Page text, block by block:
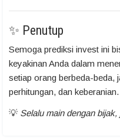
✨ Penutup
Semoga prediksi invest ini
keyakinan Anda dalam
setiap orang berbeda-beda,
perhitungan, dan keberanian.
💡 Selalu main dengan